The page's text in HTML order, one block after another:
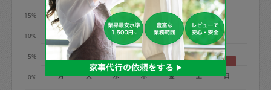
50%
金曜日9時～土曜日8時まで＝依頼金額の
100%
土曜日8時〜実施時間＝依頼金額の100%
＋交通費全額
依頼者不在による当日キャンセル＝依頼
0%
5%
10%
15%
月 火 水 木 金 土 日